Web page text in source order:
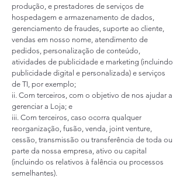
produção, e prestadores de serviços de
hospedagem e armazenamento de dados,
gerenciamento de fraudes, suporte ao cliente,
vendas em nosso nome, atendimento de
pedidos, personalização de conteúdo,
atividades de publicidade e marketing (incluindo
publicidade digital e personalizada) e serviços
de TI, por exemplo;
ii. Com terceiros, com o objetivo de nos ajudar a
gerenciar a Loja; e
iii. Com terceiros, caso ocorra qualquer
reorganização, fusão, venda, joint venture,
cessão, transmissão ou transferência de toda ou
parte da nossa empresa, ativo ou capital
(incluindo os relativos à falência ou processos
semelhantes).